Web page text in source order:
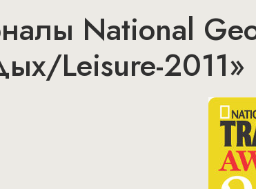
National
Leisure-2011»